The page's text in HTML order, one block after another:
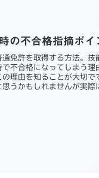
の不合格指摘ポイ
通免許を取得する方法。技
で不合格になってしまう理
の理由を知ることが大切で
うかもしれませんが実際